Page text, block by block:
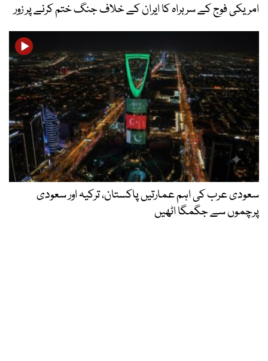
امریکی فوج کے سربراہ کا ایران کے خلاف جنگ ختم کرنے پر زور
سعودی عرب کی اہم عمارتیں پاکستان، ترکیہ اور سعودی
پرچموں سے جگمگا اٹھیں